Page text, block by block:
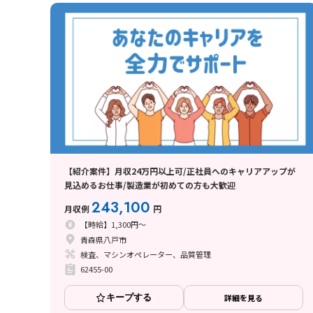
【紹介案件】月収24万円以上可/正社員へのキャリアアップが
見込めるお仕事/製造業が初めての方も大歓迎
月収例243,100 円
【時給】1,300円～
青森県八戸市
検査、マシンオペレーター、品質管理
62455-00
キープする 詳細を見る